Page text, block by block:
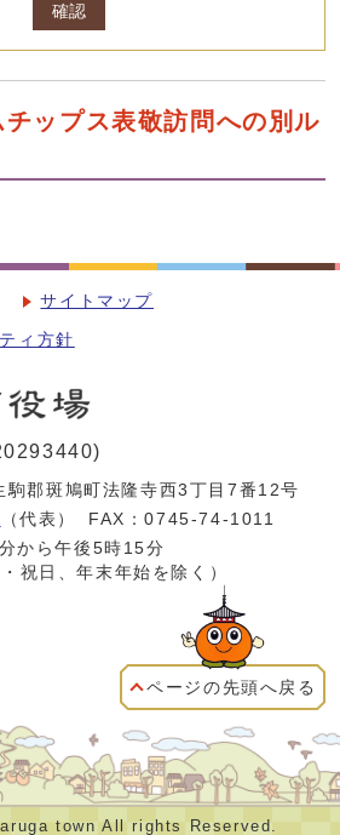
確認
ップス表敬訪問への別ル
サイトマップ
ィ方針
駒郡斑鳩町法隆寺西3丁目7番12号
（代表）
FAX：0745-74-1011
から午後5時15分
祝日、年末年始を除く）
ページの先頭へ戻る
town All rights Reserved.